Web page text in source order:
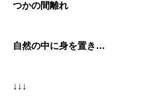
つかの間離れ
自然の中に身を置き …
↓↓↓